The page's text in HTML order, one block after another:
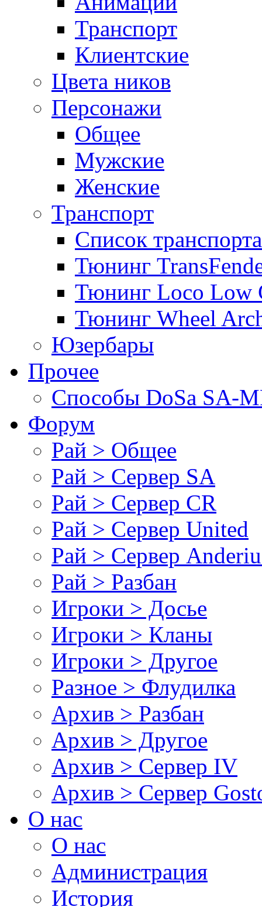
Транспорт
Клиентские
Цвета ников
Персонажи
Общее
Мужские
Женские
Транспорт
Список транспорта
Тюнинг
Тюнинг Loco Low
Тюнинг Wheel
Юзербары
Прочее
Cпособы DoSа SA-
Форум
Рай > Общее
Рай > Сервер SA
Рай > Сервер CR
Рай > Сервер United
Рай > Сервер
Рай > Разбан
Игроки > Досье
Игроки > Кланы
Игроки > Другое
Разное > Флудилка
Архив > Разбан
Архив > Другое
Архив > Сервер IV
Архив > Сервер
О нас
О нас
Администрация
История